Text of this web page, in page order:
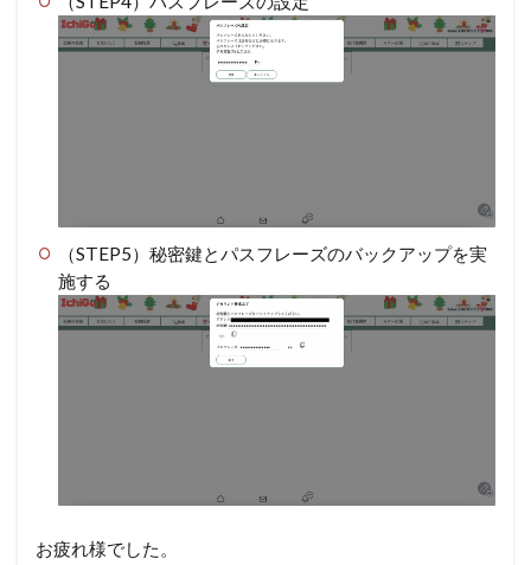
（STEP5）秘密鍵とパスフレーズのバックアップを実
施する
お疲れ様でした。